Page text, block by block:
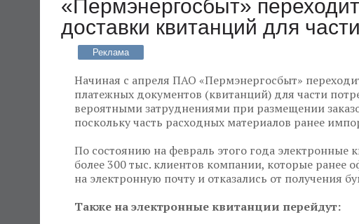
«Пермэнергосбыт»
доставки квитанций для
Реклама
Начиная с апреля ПАО «Пермэнергосбыт»
платежных документов (квитанций) для части
вероятными затруднениями при размещении
поскольку часть расходных материалов ранее
По состоянию на февраль этого года электронные
более 300 тыс. клиентов компании, которые ранее
на электронную почту и отказались от получения
Также на электронные квитанции перейдут: